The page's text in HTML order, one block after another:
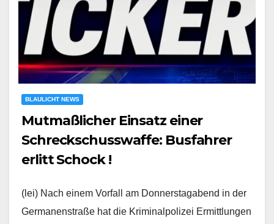
BLAULICHT NEWS
Mutmaßlicher Einsatz einer
Schreckschusswaffe: Busfahrer
erlitt Schock !
(lei) Nach einem Vorfall am Donnerstagabend in der
Germanenstraße hat die Kriminalpolizei Ermittlungen